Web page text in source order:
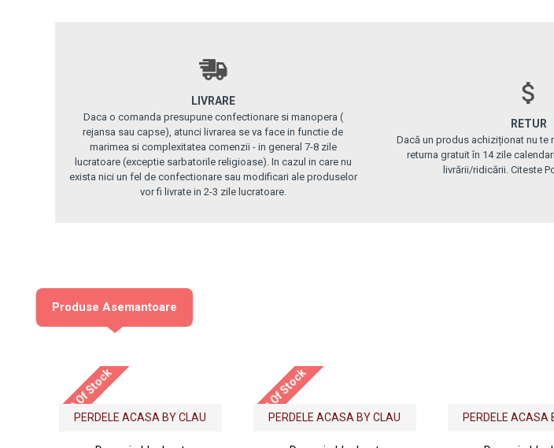
LIVRARE
Daca o comanda presupune confectionare si manopera (
rejansa sau capse), atunci livrarea se va face in functie de
marimea si complexitatea comenzii - in general 7-8 zile
lucratoare (exceptie sarbatorile religioase). In cazul in care nu
exista nici un fel de confectionare sau modificari ale produselor
vor fi livrate in 2-3 zile lucratoare.
RETUR
Dacă un produs achiziționat nu te
returna gratuit în 14 zile
livrării/ridicării. Citeste
Produse Asemantoare
Out Of Stock
PERDELE ACASA BY CLAU Out Of Stock
PERDELE ACASA BY CLAU PERDELE ACASA